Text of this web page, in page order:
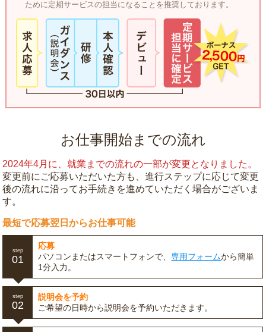
ために定期サービスの担当になることを推奨しております。
お仕事開始までの流れ
2024年4月に、就業までの流れの一部が変更となりました。
変更前にご応募いただいた方も、進行ステップに応じて変更
後の流れに沿ってお手続きを進めていただく場合がございま
す。
最短で応募翌日からお仕事可能
step
01
応募
パソコンまたはスマートフォンで、専用フォームから簡単
1分入力。
step
02
説明会を予約
ご希望の日時から説明会を予約いただきます。